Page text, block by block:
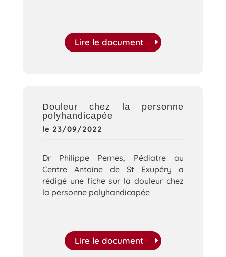
Lire le document
Douleur chez la personne
polyhandicapée
le 23/09/2022
Dr Philippe Pernes, Pédiatre au
Centre Antoine de St Exupéry a
rédigé une fiche sur la douleur chez
la personne polyhandicapée
Lire le document